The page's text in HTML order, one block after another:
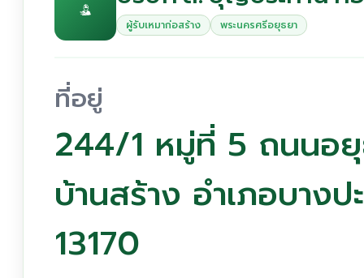
ผู้รับเหมาก่อสร้าง พระนครศรีอยุธยา
ที่อยู่
244/1 หมู่ที่ 5 ถนนอ
บ้านสร้าง อำเภอบาง
13170